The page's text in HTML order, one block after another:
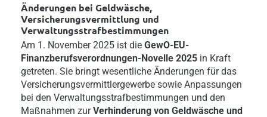
Änderungen bei Geldwäsche,
Versicherungsvermittlung und
Verwaltungsstrafbestimmungen
Am 1. November 2025 ist die GewO-EU-
Finanzberufsverordnungen-Novelle 2025 in Kraft
getreten. Sie bringt wesentliche Änderungen für das
Versicherungsvermittlergewerbe sowie Anpassungen
bei den Verwaltungsstrafbestimmungen und den
Maßnahmen zurVerhinderung von Geldwäsche und